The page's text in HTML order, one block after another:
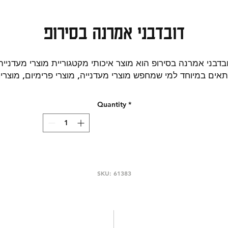
דובדבני אמרנה בסירופ
אמרנה בסירופ הוא מוצר איכותי מקטגוריית מוצרי
במיוחד למי שמחפש מוצרי מעדנייה, מוצרי פרימיום,
בחירה טובה כאשר רוצים מוצר שמתאים לאירוח, שדרוג ארוחות ומי
מוצרים מיוחדים ואיכותיים. בחירה טובה להרחבת סל
עם מוצר איכותי ומיוחד, ומסייע למצוא במהירות מוצר רלוונטי לפי
המוצר. יש לבדוק שוב את הנתונים על גבי אריזת המוצר לפני
Quantity *
SKU: 61383